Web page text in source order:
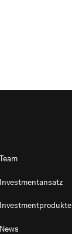
Team
Investmentansatz
Investmentprodukte
News